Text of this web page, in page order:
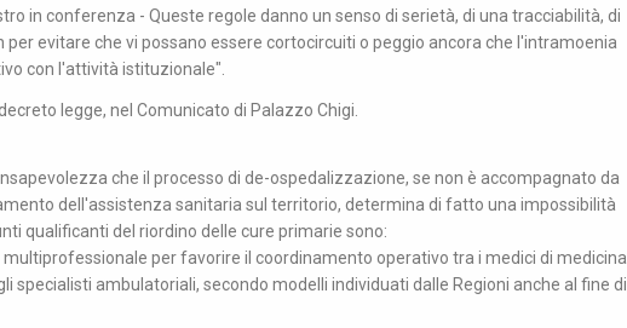
in conferenza - Queste regole danno un senso di serietà, di una tracciabilità, di
evitare che vi possano essere cortocircuiti o peggio ancora che l'intramoenia
con l'attività istituzionale".
legge, nel Comunicato di Palazzo Chigi.
che il processo di de-ospedalizzazione, se non è accompagnato da
dell'assistenza sanitaria sul territorio, determina di fatto una impossibilità
qualificanti del riordino delle cure primarie sono:
per favorire il coordinamento operativo tra i medici di medicina
specialisti ambulatoriali, secondo modelli individuati dalle Regioni anche al fine di